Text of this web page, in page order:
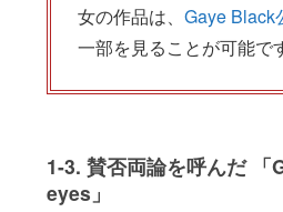
女の作品は、Gaye Black
一部を見ることが可能で
1-3. 賛否両論を呼んだ 「
eyes」